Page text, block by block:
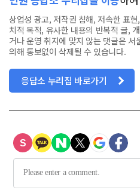
상업성 광고, 저작권 침해, 저속한 표
치적 목적, 유사한 내용의 반복적 글,
거나 운영 취지에 맞지 않는 댓글은
의해 통보없이 삭제될 수 있습니다.
응답소 누리집 바로가기